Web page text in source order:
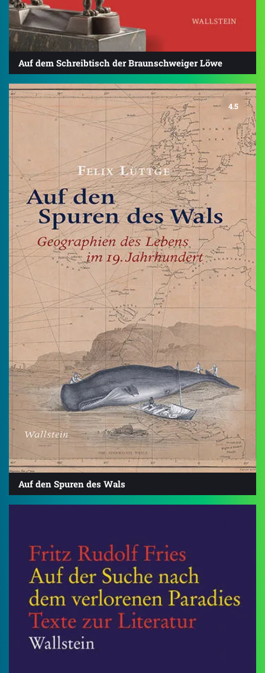
Auf dem Schreibtisch der Braunschweiger Löwe
4.5
Auf den Spuren des Wals